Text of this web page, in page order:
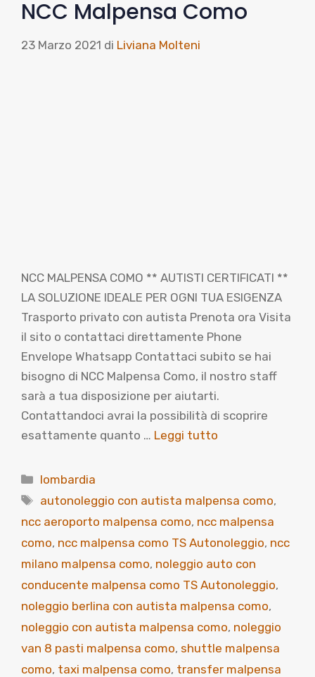
NCC Malpensa Como
23 Marzo 2021 di Liviana Molteni
NCC MALPENSA COMO ** AUTISTI CERTIFICATI **
LA SOLUZIONE IDEALE PER OGNI TUA ESIGENZA
Trasporto privato con autista Prenota ora Visita
il sito o contattaci direttamente Phone
Envelope Whatsapp Contattaci subito se hai
bisogno di NCC Malpensa Como, il nostro staff
sarà a tua disposizione per aiutarti.
Contattandoci avrai la possibilità di scoprire
esattamente quanto … Leggi tutto
Categorie
lombardia
Tag
autonoleggio con autista malpensa como,
ncc aeroporto malpensa como, ncc malpensa
como, ncc malpensa como TS Autonoleggio, ncc
milano malpensa como, noleggio auto con
conducente malpensa como TS Autonoleggio,
noleggio berlina con autista malpensa como,
noleggio con autista malpensa como, noleggio
van 8 pasti malpensa como, shuttle malpensa
como, taxi malpensa como, transfer malpensa